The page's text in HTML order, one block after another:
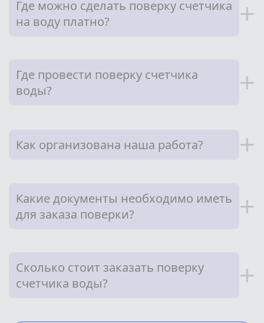
Где можно сделать поверку счетчика
на воду платно?
+
Где провести поверку счетчика
воды?
+
Как организована наша работа? +
Какие документы необходимо иметь
для заказа поверки?
+
Сколько стоит заказать поверку
счетчика воды?
+